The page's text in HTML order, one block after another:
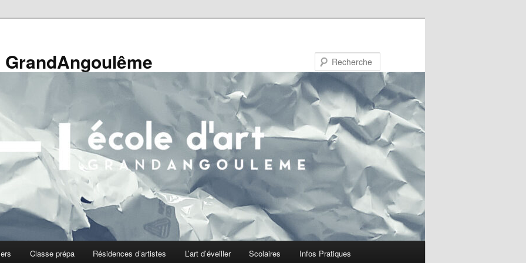
Classe prépa Résidences d’artistes L’art d’éveiller Scolaires Infos Pratiques